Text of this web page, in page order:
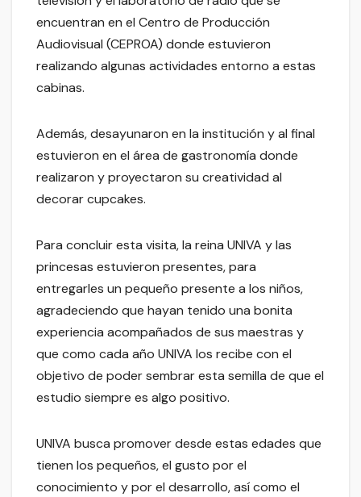
encuentran en el Centro de Producción
Audiovisual (CEPROA) donde estuvieron
realizando algunas actividades entorno a estas
cabinas.
Además, desayunaron en la institución y al final
estuvieron en el área de gastronomía donde
realizaron y proyectaron su creatividad al
decorar cupcakes.
Para concluir esta visita, la reina UNIVA y las
princesas estuvieron presentes, para
entregarles un pequeño presente a los niños,
agradeciendo que hayan tenido una bonita
experiencia acompañados de sus maestras y
que como cada año UNIVA los recibe con el
objetivo de poder sembrar esta semilla de que el
estudio siempre es algo positivo.
UNIVA busca promover desde estas edades que
tienen los pequeños, el gusto por el
conocimiento y por el desarrollo, así como el